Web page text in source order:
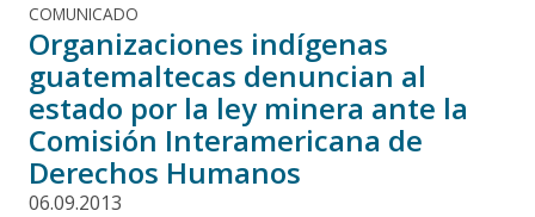
COMUNICADO
Organizaciones indígenas
guatemaltecas denuncian al
estado por la ley minera ante la
Comisión Interamericana de
Derechos Humanos
06.09.2013